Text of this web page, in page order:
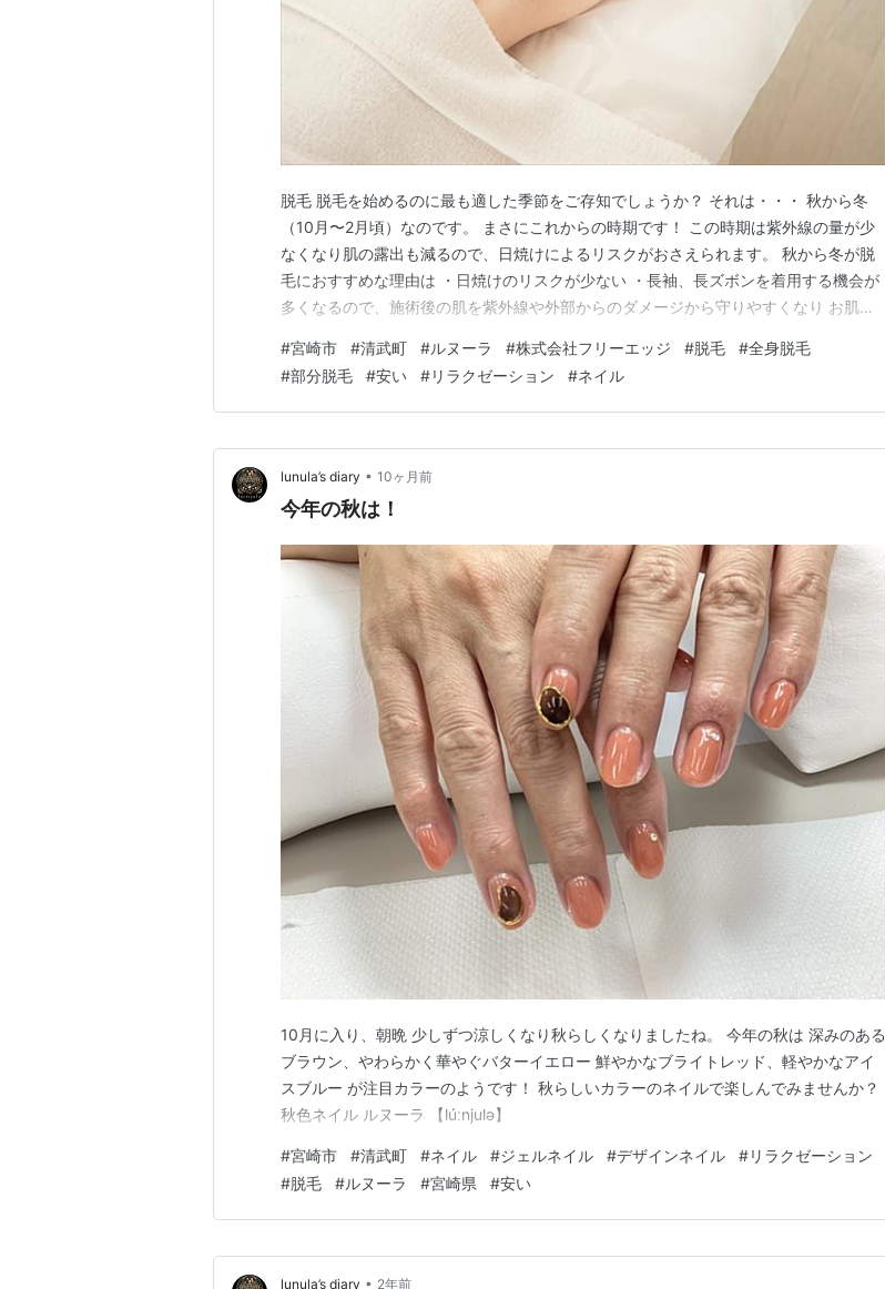
脱毛 脱毛を始めるのに最も適した季節をご存知でしょうか？ それは・・・ 秋から冬
（10月〜2月頃）なのです。 まさにこれからの時期です！ この時期は紫外線の量が少
なくなり肌の露出も減るので、日焼けによるリスクがおさえられます。 秋から冬が脱
毛におすすめな理由は ・日焼けのリスクが少ない ・長袖、長ズボンを着用する機会が
多くなるので、施術後の肌を紫外線や外部からのダメージから守りやすくなり お肌の
にはムダ毛のないつるすべ肌をめざせる などなど 秋から冬にかけての脱毛にはメリッ
トがたくさん！ 脱毛してみようかな…？って悩…
#宮崎市 #清武町 #ルヌーラ #株式会社フリーエッジ #脱毛 #全身脱毛
#部分脱毛 #安い #リラクゼーション #ネイル
lunula’s diary • 10ヶ月前
今年の秋は！
10月に入り、朝晩 少しずつ涼しくなり秋らしくなりましたね。 今年の秋は 深みのある
ブラウン、やわらかく華やぐバターイエロー 鮮やかなブライトレッド、軽やかなアイ
スブルー が注目カラーのようです！ 秋らしいカラーのネイルで楽しんでみませんか？
秋色ネイル ルヌーラ 【lúːnjulə】
#宮崎市 #清武町 #ネイル #ジェルネイル #デザインネイル #リラクゼーション
#脱毛 #ルヌーラ #宮崎県 #安い
lunula’s diary • 2年前